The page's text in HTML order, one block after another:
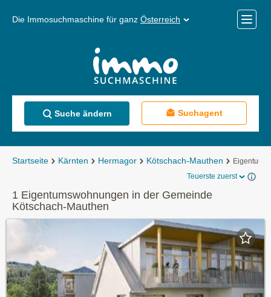
Die Immosuchmaschine für ganz Österreich
Menü
Suche ändern Suchagent
Startseite Kärnten Hermagor Kötschach-Mauthen
Teuerste zuerst
1 Eigentumswohnungen in der Gemeinde
Kötschach-Mauthen